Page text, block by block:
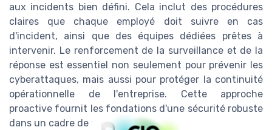
aux incidents bien défini. Cela inclut des procédures
claires que chaque employé doit suivre en cas
d'incident, ainsi que des équipes dédiées prêtes à
intervenir. Le renforcement de la surveillance et de la
réponse est essentiel non seulement pour prévenir les
cyberattaques, mais aussi pour protéger la continuité
opérationnelle de l'entreprise. Cette approche
proactive fournit les fondations d'une sécurité robuste
dans un cadre de télétravail.